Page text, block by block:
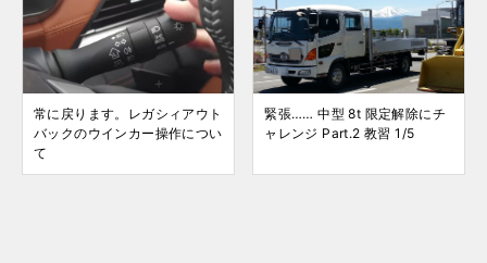
常に戻ります。レガシィアウト
バックのウインカー操作につい
て
緊張…… 中型 8t 限定解除にチ
ャレンジ Part.2 教習 1/5